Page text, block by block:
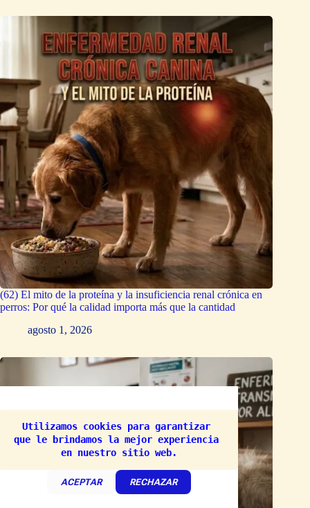
Utilizamos cookies para garantizar
que le brindamos la mejor experiencia
en nuestro sitio web.
ACEPTAR RECHAZAR
(62) El mito de la proteína y la insuficiencia renal crónica en
perros: Por qué la calidad importa más que la cantidad
agosto 1, 2026